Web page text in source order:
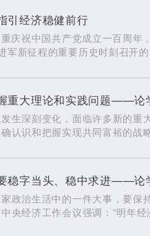
引经济稳健前行
庆祝中国共产党成立一百周年
新征程的重要历史时刻召开
效，实现了“十四五”良好开局。
重大理论和实践问题——论
生深刻变化，面临许多新的重
认识和把握实现共同富裕的战
过程，从根本上说就是不断发
稳字当头、稳中求进——论
政治生活中的一件大事，要保
央经济工作会议强调：“明年